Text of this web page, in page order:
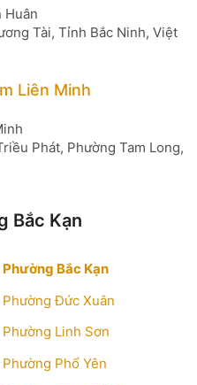
Huân
Tài, Tỉnh Bắc Ninh, Việt
Liên Minh
Phát, Phường Tam Long,
Bắc Kạn
Phường Bắc Kạn
Phường Đức Xuân
Phường Linh Sơn
Phường Phổ Yên